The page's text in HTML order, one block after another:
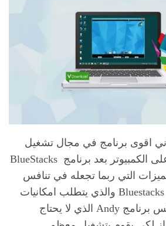
اقوى برنامج في مجال تشغيل
تطبيقات الاندرويد على الكمبيوتر بعد برنامج BlueStacks
التي ربما تجعله في تنافس
فعلي مع برنامج الـ Bluestacks والذي يتطلب امكانيات
جهاز عالية على عكس برنامج Andy الذي لا يحتاج